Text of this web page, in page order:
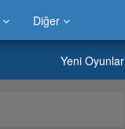
Diğer
Yeni Oyunlar